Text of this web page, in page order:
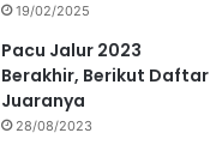
19/02/2025
Pacu Jalur 2023
Berakhir, Berikut Daftar
Juaranya
28/08/2023